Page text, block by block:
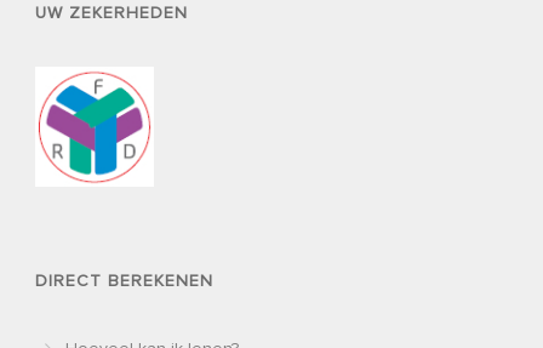
UW ZEKERHEDEN
DIRECT BEREKENEN